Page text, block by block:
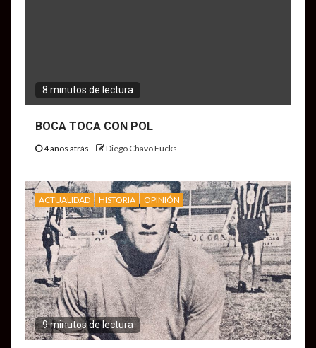
8 minutos de lectura
BOCA TOCA CON POL
4 años atrás Diego Chavo Fucks
ACTUALIDAD HISTORIA OPINIÓN
9 minutos de lectura